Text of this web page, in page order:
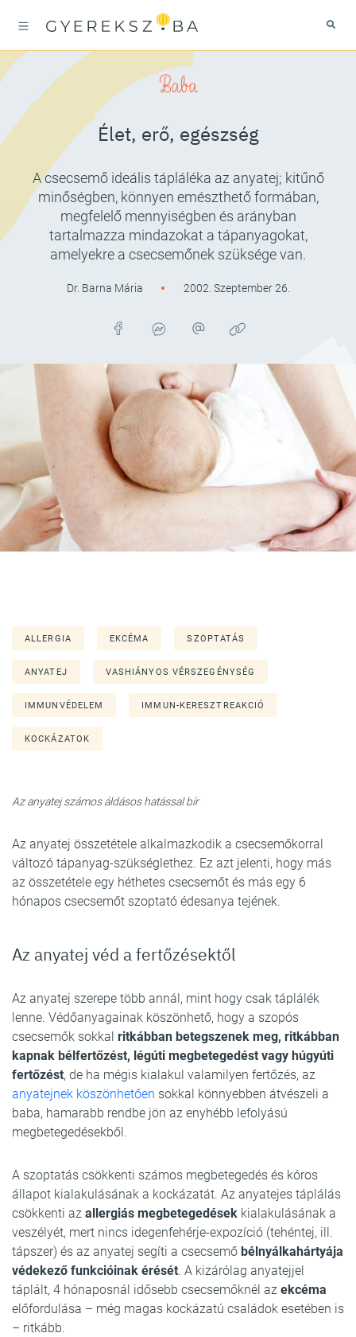
Baba
Élet, erő, egészség
A csecsemő ideális tápláléka az anyatej; kitűnő
minőségben, könnyen emészthető formában,
megfelelő mennyiségben és arányban
tartalmazza mindazokat a tápanyagokat,
amelyekre a csecsemőnek szüksége van.
Dr. Barna Mária 2002. Szeptember 26.
ALLERGIA EKCÉMA SZOPTATÁS
ANYATEJ VASHIÁNYOS VÉRSZEGÉNYSÉG
IMMUNVÉDELEM IMMUN-KERESZTREAKCIÓ
KOCKÁZATOK
Az anyatej számos áldásos hatással bír
Az anyatej összetétele alkalmazkodik a csecsemőkorral
változó tápanyag-szükséglethez. Ez azt jelenti, hogy más
az összetétele egy héthetes csecsemőt és más egy 6
hónapos csecsemőt szoptató édesanya tejének.
Az anyatej véd a fertőzésektől
Az anyatej szerepe több annál, mint hogy csak táplálék
lenne. Védőanyagainak köszönhető, hogy a szopós
csecsemők sokkal ritkábban betegszenek meg, ritkábban
kapnak bélfertőzést, légúti megbetegedést vagy húgyúti
fertőzést, de ha mégis kialakul valamilyen fertőzés, az
anyatejnek köszönhetően sokkal könnyebben átvészeli a
baba, hamarabb rendbe jön az enyhébb lefolyású
megbetegedésekből.
A szoptatás csökkenti számos megbetegedés és kóros
állapot kialakulásának a kockázatát. Az anyatejes táplálás
csökkenti az allergiás megbetegedések kialakulásának a
veszélyét, mert nincs idegenfehérje-expozíció (tehéntej, ill.
tápszer) és az anyatej segíti a csecsemő bélnyálkahártyája
védekező funkcióinak érését. A kizárólag anyatejjel
táplált, 4 hónaposnál idősebb csecsemőknél az ekcéma
előfordulása – még magas kockázatú családok esetében is
– ritkább.